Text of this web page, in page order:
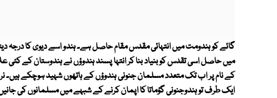
گائے کو ہندومت میں انتہائی مقدس مقام حاصل ہے۔ ہندو اسے دیوی کا درجہ
میں حاصل اسی تقدس کو بنیاد بنا کر انتہا پسند ہندوؤں نے ہندوستان کے
کے نام پر اب تک متعدد مسلمان جنونی ہندوؤں کے ہاتھوں شہید ہوچکے ہیں۔
ایک طرف تو ہندوجنونی گؤماتا کا اپمان کرنے کے شبہے میں مسلمانوں کی جانیں